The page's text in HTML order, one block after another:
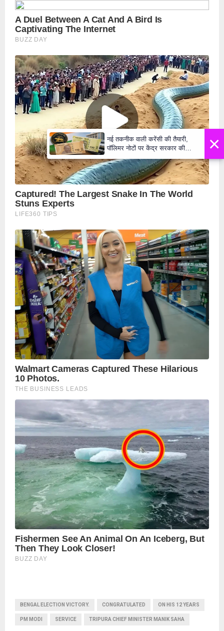
BENGAL ELECTION VICTORY. CONGRATULATED ON HIS 12 YEARS
PM MODI SERVICE TRIPURA CHIEF MINISTER MANIK SAHA
×
नई तकनीक वाली करेंसी की तैयारी,
पॉलिमर नोटों पर केंद्र सरकार की
₹10 और ₹20 के नोट - Daily Lok
Manch PM Modi U